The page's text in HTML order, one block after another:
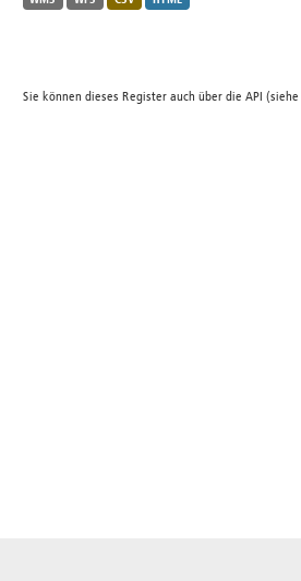
Sie können dieses Register auch über die API (siehe